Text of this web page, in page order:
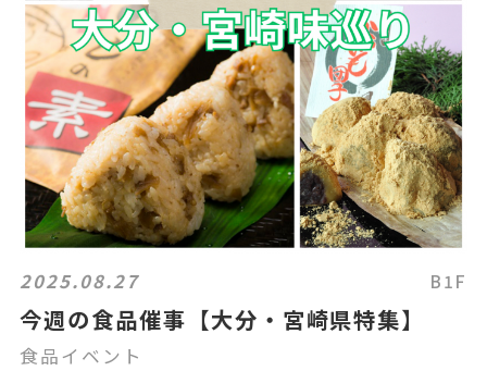
2025.08.27 B1F
今週の食品催事【大分・宮崎県特集】
食品イベント